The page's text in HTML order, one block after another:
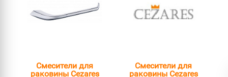
Смесители для
раковины Cezares
Смесители для
раковины Cezares